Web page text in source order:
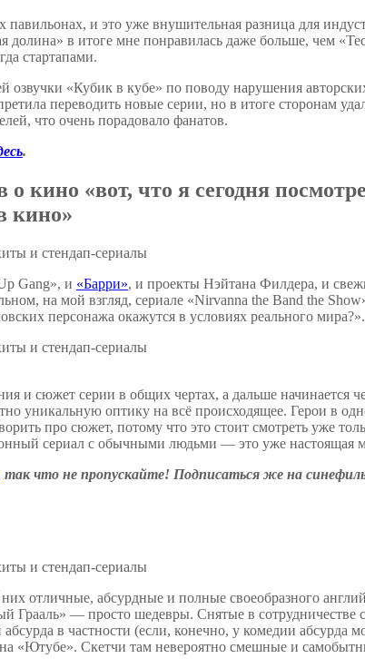
и это уже внушительная разница для
в итоге мне понравилась даже больше, чем
стартапами.
«Кубик в кубе» по поводу нарушения
переводить новые серии, но в итоге сторонам
что очень порадовало фанатов.
.
«вот, что я сегодня
кино»
Gang», и «Барри», и проекты Нэйтана Филдера, и
на мой взгляд, сериале «Nirvanna the Band the
персонажа окажутся в условиях реального мира?».
и сюжет серии в общих чертах, а дальше начинается
уникальную оптику на всё происходящее. Герои в
про сюжет, потому что это стоит смотреть уже
сериал с обычными людьми — это уже настоящая
так что не пропускайте! Подписаться же на
отличные, абсурдные и полные своеобразного
— просто шедевры. Снятые в сотрудничестве
в частности (если, конечно, у комедии абсурда
«Ютубе». Скетчи там невероятно смешные и